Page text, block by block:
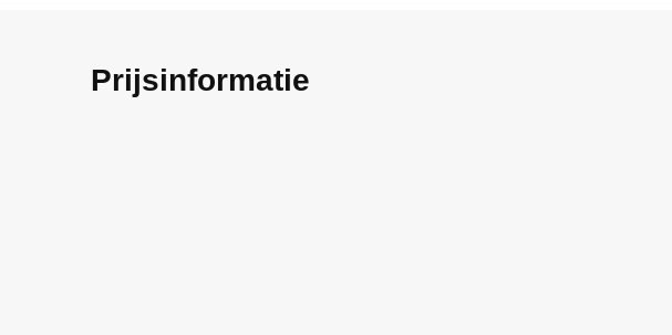
Prijsinformatie